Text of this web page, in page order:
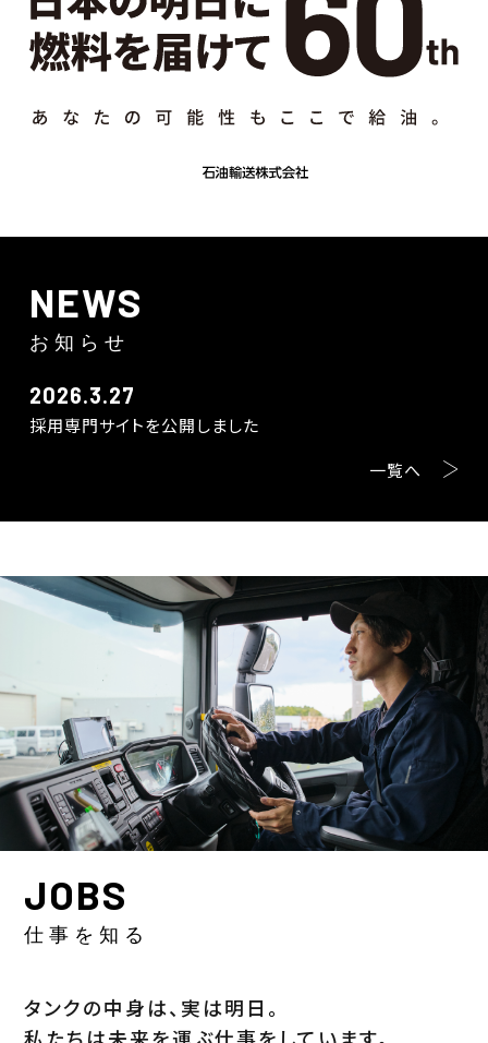
NEWS
お知らせ
2026.3.27
採用専門サイトを公開しました
一覧へ
JOBS
仕事を知る
タンクの中身は、実は明日。